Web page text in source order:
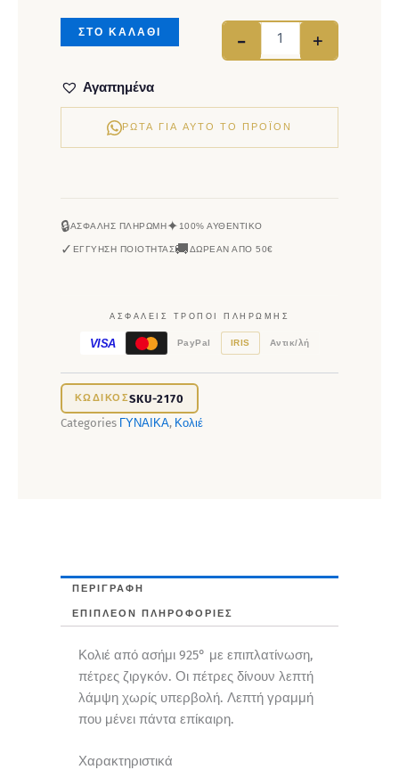
- +
ΣΤΟ ΚΑΛΑΘΙ
Αγαπημένα
ΡΏΤΑ ΓΙΑ ΑΥΤΌ ΤΟ ΠΡΟΪΌΝ
🔒ΑΣΦΑΛΉΣ ΠΛΗΡΩΜΉ✦100% ΑΥΘΕΝΤΙΚΌ
✓ ΕΓΓΎΗΣΗ ΠΟΙΌΤΗΤΑΣ🚚ΔΩΡΕΆΝ ΑΠΌ 50€
ΑΣΦΑΛΕΊΣ ΤΡΌΠΟΙ ΠΛΗΡΩΜΉΣ
VISA PayPal IRIS Αντικ/λή
SKU-2170
Categories ΓΥΝΑΙΚΑ, Κολιέ
ΠΕΡΙΓΡΑΦΉ
ΕΠΙΠΛΈΟΝ ΠΛΗΡΟΦΟΡΊΕΣ
Κολιέ από ασήμι 925° με επιπλατίνωση,
πέτρες ζιργκόν. Οι πέτρες δίνουν λεπτή
λάμψη χωρίς υπερβολή. Λεπτή γραμμή
που μένει πάντα επίκαιρη.
Χαρακτηριστικά